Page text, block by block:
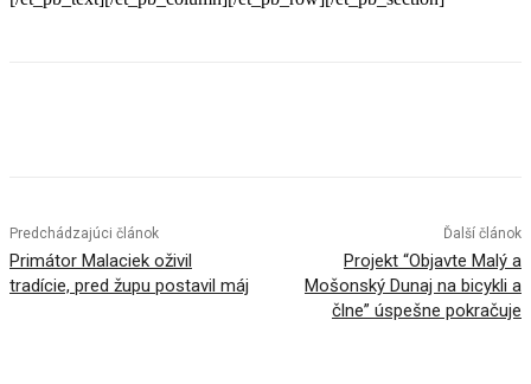
Predchádzajúci článok
Primátor Malaciek oživil
tradície, pred župu postavil máj
Ďalší článok
Projekt “Objavte Malý a
Mošonský Dunaj na bicykli a
člne” úspešne pokračuje